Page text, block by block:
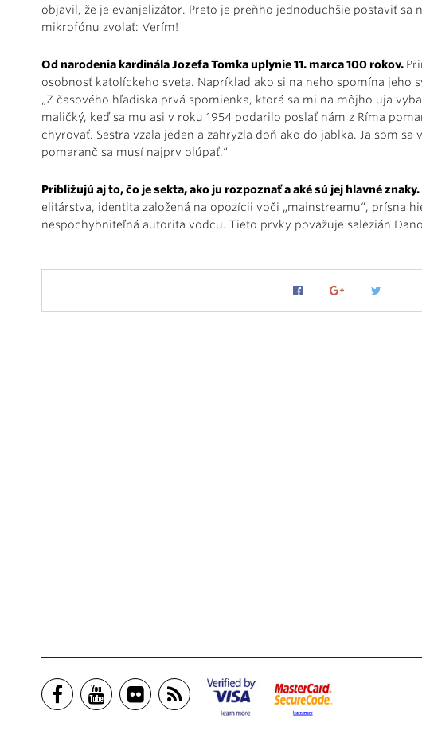
objavil, že je evanjelizátor. Preto je preňho jednoduchšie postaviť
mikrofónu zvolať: Verím!
Od narodenia kardinála Jozefa Tomka uplynie 11. marca 100 rokov.
osobnosť katolíckeho sveta. Napríklad ako si na neho spomína jeho
„Z časového hľadiska prvá spomienka, ktorá sa mi na môjho uja
maličký, keď sa mu asi v roku 1954 podarilo poslať nám z Ríma
chyrovať. Sestra vzala jeden a zahryzla doň ako do jablka. Ja som sa
pomaranč sa musí najprv olúpať.“
Približujú aj to, čo je sekta, ako ju rozpoznať a aké sú jej hlavné znaky.
elitárstva, identita založená na opozícii voči „mainstreamu“, prísna
nespochybniteľná autorita vodcu. Tieto prvky považuje salezián